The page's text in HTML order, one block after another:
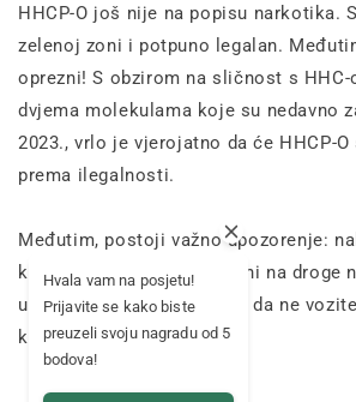
HHCP-O još nije na popisu narkotika.
zelenoj zoni i potpuno legalan.
oprezni! S obzirom na sličnost s HHC-
dvjema molekulama koje su nedavno
2023., vrlo je vjerojatno da će HHCP-
prema ilegalnosti.
Međutim, postoji važno upozorenje:
korisnici mogu biti pozitivni na droge
uz cestu. Stoga, zapamtite da ne
konzumiranja HHCP-O.
Hvala vam na posjetu!
Prijavite se kako biste
preuzeli svoju nagradu od 5
bodova!